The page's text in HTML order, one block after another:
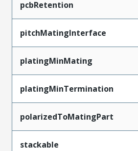
pcbRetention
pitchMatingInterface
platingMinMating
platingMinTermination
polarizedToMatingPart
stackable